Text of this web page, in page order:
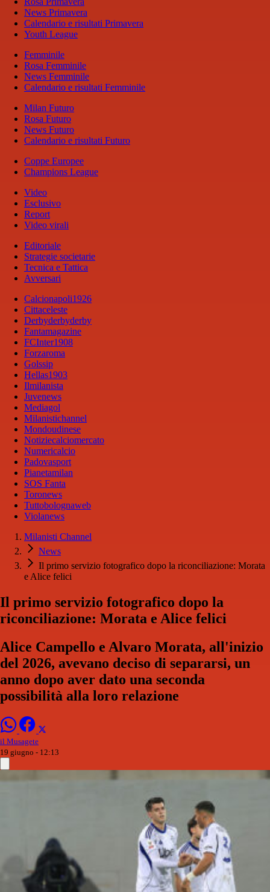
News Primavera
Calendario e risultati Primavera
Youth League
Femminile
Rosa Femminile
News Femminile
Calendario e risultati Femminile
Milan Futuro
Rosa Futuro
News Futuro
Calendario e risultati Futuro
Coppe Europee
Champions League
Video
Esclusivo
Report
Video virali
Editoriale
Strategie societarie
Tecnica e Tattica
Avversari
Calcionapoli1926
Cittaceleste
Derbyderbyderby
Fantamagazine
FCInter1908
Forzaroma
Golssip
Hellas1903
Ilmilanista
Juvenews
Mediagol
Milanistichannel
Mondoudinese
Notiziecalciomercato
Numericalcio
Padovasport
Pianetamilan
SOS Fanta
Toronews
Tuttobolognaweb
Violanews
Milanisti Channel
News
Il primo servizio fotografico dopo la riconciliazione: Morata
e Alice felici
Il primo servizio fotografico dopo la
riconciliazione: Morata e Alice felici
Alice Campello e Alvaro Morata, all'inizio
del 2026, avevano deciso di separarsi, un
anno dopo aver dato una seconda
possibilità alla loro relazione
il Musagete
19 giugno - 12:13